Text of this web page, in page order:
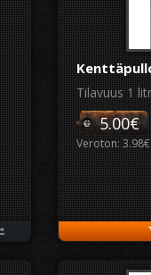
Tilavuus 1
5.00€
Veroton: 3.98€